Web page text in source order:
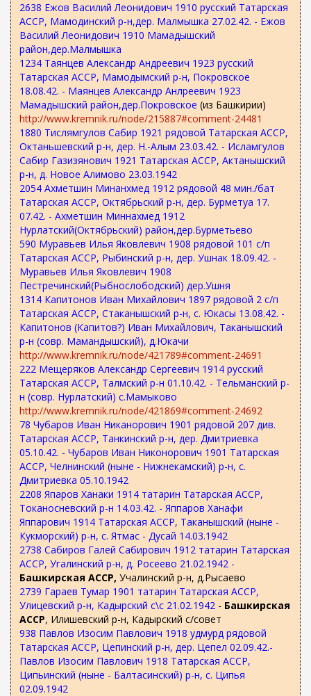
2638 Ежов Василий Леонидович 1910 русский Татарская
АССР, Мамодинский р-н,дер. Малмышка 27.02.42. - Ежов
Василий Леонидович 1910 Мамадышский
район,дер.Малмышка
1234 Таянцев Александр Андреевич 1923 русский
Татарская АССР, Мамодымский р-н, Покровское
18.08.42. - Маянцев Александр Анлреевич 1923
Мамадышский район,дер.Покровское (из Башкирии)
http://www.kremnik.ru/node/215887#comment-24481
1880 Тислямгулов Сабир 1921 рядовой Татарская АССР,
Октаньшевский р-н, дер. Н.-Алым 23.03.42. - Исламгулов
Сабир Газизянович 1921 Татарская АССР, Актанышский
р-н, д. Новое Алимово 23.03.1942
2054 Ахметшин Минанхмед 1912 рядовой 48 мин./бат
Татарская АССР, Октябрьский р-н, дер. Бурметуа 17.
07.42. - Ахметшин Миннахмед 1912
Нурлатский(Октябрьский) район,дер.Бурметьево
590 Муравьев Илья Яковлевич 1908 рядовой 101 с/п
Татарская АССР, Рыбинский р-н, дер. Ушнак 18.09.42. -
Муравьев Илья Яковлевич 1908
Пестречинский(Рыбнослободский) дер.Ушня
1314 Капитонов Иван Михайлович 1897 рядовой 2 с/п
Татарская АССР, Стаканышский р-н, с. Юкасы 13.08.42. -
Капитонов (Капитов?) Иван Михайлович, Таканышский
р-н (совр. Мамандышский), д.Юкачи
http://www.kremnik.ru/node/421789#comment-24691
222 Мещеряков Александр Сергеевич 1914 русский
Татарская АССР, Талмский р-н 01.10.42. - Тельманский р-
н (совр. Нурлатский) с.Мамыково
http://www.kremnik.ru/node/421869#comment-24692
78 Чубаров Иван Никанорович 1901 рядовой 207 див.
Татарская АССР, Танкинский р-н, дер. Дмитриевка
05.10.42. - Чубаров Иван Никонорович 1901 Татарская
АССР, Челнинский (ныне - Нижнекамский) р-н, с.
Дмитриевка 05.10.1942
2208 Япаров Ханаки 1914 татарин Татарская АССР,
Токаносневский р-н 14.03.42. - Яппаров Ханафи
Яппарович 1914 Татарская АССР, Таканышский (ныне -
Кукморский) р-н, с. Ятмас - Дусай 14.03.1942
2738 Сабиров Галей Сабирович 1912 татарин Татарская
АССР, Угалинский р-н, д. Росеево 21.02.1942 -
Башкирская АССР, Учалинский р-н, д.Рысаево
2739 Гараев Тумар 1901 татарин Татарская АССР,
Улицевский р-н, Кадырский с\с 21.02.1942 - Башкирская
АССР, Илишевский р-н, Кадырский с/совет
938 Павлов Изосим Павлович 1918 удмурд рядовой
Татарская АССР, Цепинский р-н, дер. Цепел 02.09.42.-
Павлов Изосим Павлович 1918 Татарская АССР,
Ципьинский (ныне - Балтасинский) р-н, с. Ципья
02.09.1942